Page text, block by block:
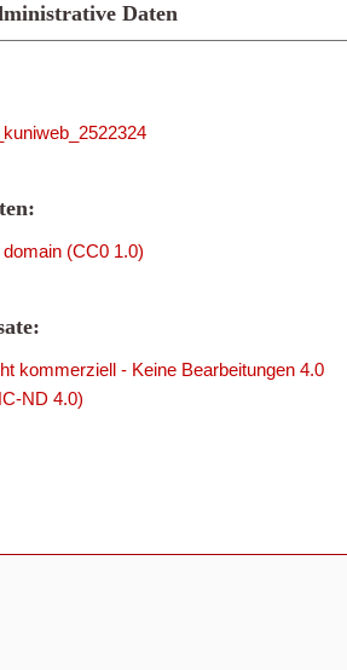
Daten
(CC0 1.0)
kommerziell - Keine Bearbeitungen 4.0
ND 4.0)